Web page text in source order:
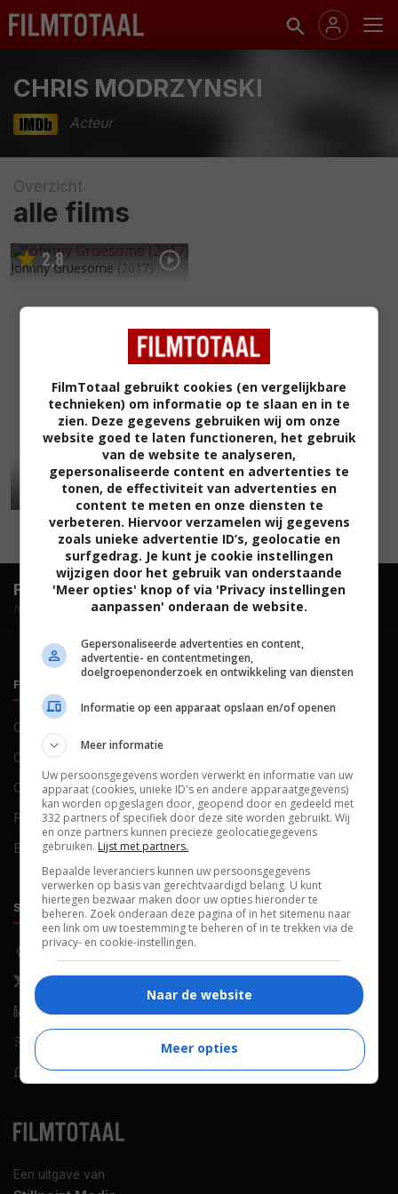
CHRIS MODRZYNSKI
Acteur
Overzicht
alle films
2,8
Johnny Gruesome (2017)
FilmTotaal.Hét online filmoverzicht.
hosted by
Een uitgave van
FILMTOTAAL
Contact
Over ons
Colofon
FAQ
Blog
Cookies
Cookievoorkeuren
SOCIALS
Facebook
X (Twitter)
LinkedIn
RSS-feed
WhatsApp
ONTDEKKEN
Nieuws
Netflix
Films op tv
Bioscoop
FilmTotaal gebruikt cookies (en vergelijkbare
technieken) om informatie op te slaan en in te
zien. Deze gegevens gebruiken wij om onze
website goed te laten functioneren, het gebruik
van de website te analyseren,
gepersonaliseerde content en advertenties te
tonen, de effectiviteit van advertenties en
content te meten en onze diensten te
verbeteren. Hiervoor verzamelen wij gegevens
zoals unieke advertentie ID’s, geolocatie en
surfgedrag. Je kunt je cookie instellingen
wijzigen door het gebruik van onderstaande
'Meer opties' knop of via 'Privacy instellingen
aanpassen' onderaan de website.
Gepersonaliseerde advertenties en content,
advertentie- en contentmetingen,
doelgroepenonderzoek en ontwikkeling van diensten
Informatie op een apparaat opslaan en/of openen
Meer informatie
Uw persoonsgegevens worden verwerkt en informatie van uw
apparaat (cookies, unieke ID's en andere apparaatgegevens)
kan worden opgeslagen door, geopend door en gedeeld met
332 partners of specifiek door deze site worden gebruikt. Wij
en onze partners kunnen precieze geolocatiegegevens
gebruiken. Lijst met partners.
Bepaalde leveranciers kunnen uw persoonsgegevens
verwerken op basis van gerechtvaardigd belang. U kunt
hiertegen bezwaar maken door uw opties hieronder te
beheren. Zoek onderaan deze pagina of in het sitemenu naar
een link om uw toestemming te beheren of in te trekken via de
privacy- en cookie-instellingen.
Naar de website
Meer opties